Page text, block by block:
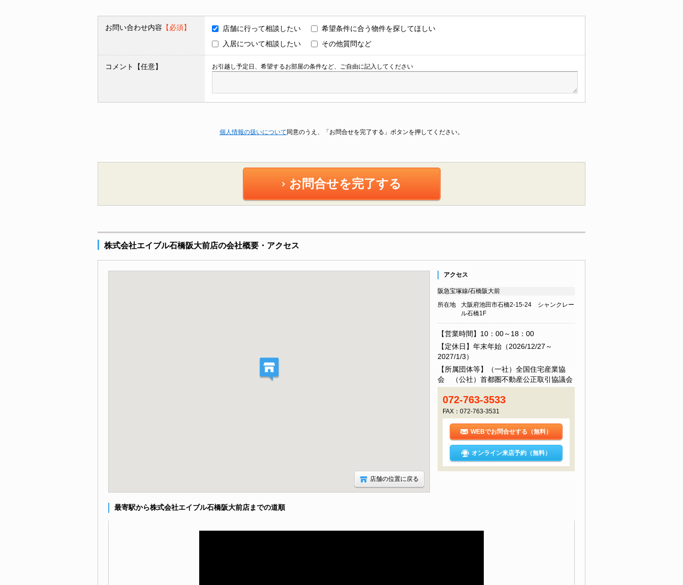
お問い合わせ内容 【必須】 店舗に行って相談したい
希望条件に合う物件を探してほしい
入居について相談したい
その他質問など
コメント【任意】 お引越し予定日、希望するお部屋の条件など、ご自由に記入してください
個人情報の扱いについて 同意のうえ、「お問合せを完了する」ボタンを押してください。
お問合せを完了する
株式会社エイブル石橋阪大前店の会社概要・アクセス
アクセス
阪急宝塚線/石橋阪大前
所在地
大阪府池田市石橋2-15-24 シャンクレー
ル石橋1F
【営業時間】10：00～18：00
【定休日】年末年始（2026/12/27～
2027/1/3）
【所属団体等】（一社）全国住宅産業協
会 （公社）首都圏不動産公正取引協議会
072-763-3533
FAX：072-763-3531
WEBでお問合せする（無料）
オンライン来店予約（無料）
店舗の位置に戻る
最寄駅から株式会社エイブル石橋阪大前店までの道順